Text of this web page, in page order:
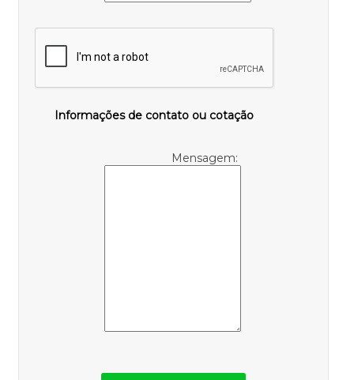
Informações de contato ou cotação
Mensagem: